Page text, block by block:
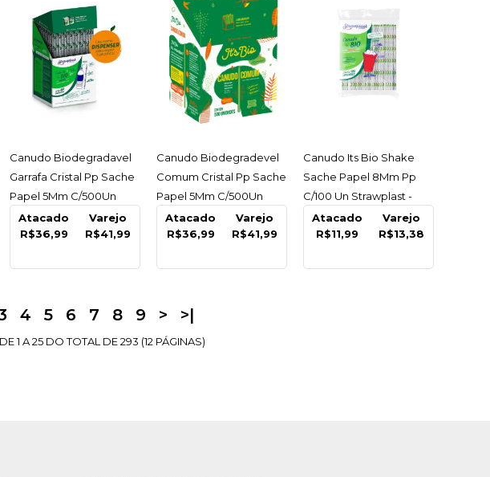
FIBRAFORM
Bandeja Isopor Eps Ff 05
11X16X3Cm Fibraform -
Pacote C/100 Un
R$18,59
COMPRAR
COMPARAR LISTA DE DESEJO
ACESSAR
Canudo Biodegradavel
Garrafa Cristal Pp Sache
Papel 5Mm C/500Un
Atacado
R$36,99
Varejo
R$41,99
ACESSAR
Canudo Biodegradevel
Comum Cristal Pp Sache
Papel 5Mm C/500Un
Strawplast - Caixa C/500
Atacado
R$36,99
Varejo
R$41,99
ACESSAR
Canudo Its Bio Shake
Sache Papel 8Mm Pp
C/100 Un Strawplast -
Pacote C/100 Un
Atacado
R$11,99
Varejo
R$13,38
4 5 6 7 8 9 > >|
1 A 25 DO TOTAL DE 293 (12 PÁGINAS)